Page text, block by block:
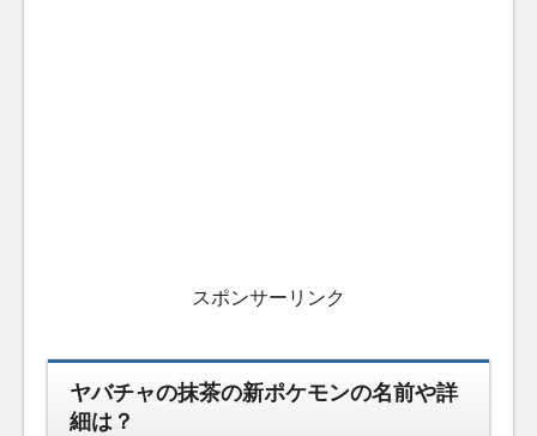
スポンサーリンク
ヤバチャの抹茶の新ポケモンの名前や詳
細は？